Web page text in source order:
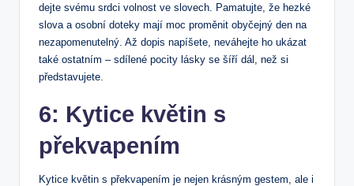
dejte svému srdci volnost ve slovech. Pamatujte, že hezké
slova a osobní⁤ doteky mají‌ moc proměnit‌ obyčejný den na
nezapomenutelný. Až dopis napíšete, neváhejte ho ukázat
také ostatním – sdílené pocity ​lásky se šíří dál, než si
představujete.
6: Kytice květin s
překvapením
Kytice květin s překvapením je​ nejen krásným gestem, ale i⁣